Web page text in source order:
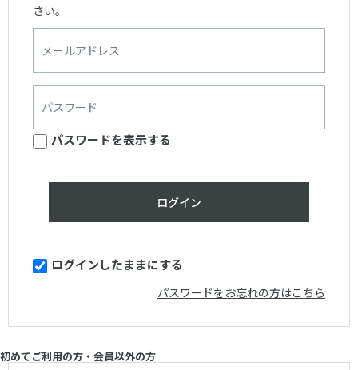
さい。
パスワードを表示する
ログインしたままにする
パスワードをお忘れの方はこちら
初めてご利用の方・会員以外の方